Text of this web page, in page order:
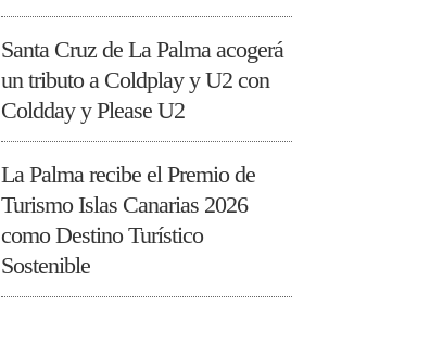
Santa Cruz de La Palma acogerá
un tributo a Coldplay y U2 con
Coldday y Please U2
La Palma recibe el Premio de
Turismo Islas Canarias 2026
como Destino Turístico
Sostenible